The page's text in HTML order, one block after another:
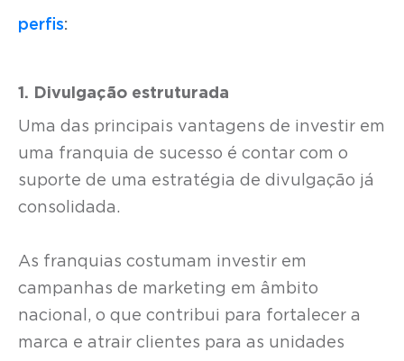
perfis:
1. Divulgação estruturada
Uma das principais vantagens de investir em
uma franquia de sucesso é contar com o
suporte de uma estratégia de divulgação já
consolidada.
As franquias costumam investir em
campanhas de marketing em âmbito
nacional, o que contribui para fortalecer a
marca e atrair clientes para as unidades